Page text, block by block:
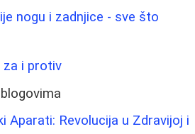
nogu i zadnjice - sve što
za i protiv
Aparati: Revolucija u Zdravijoj i